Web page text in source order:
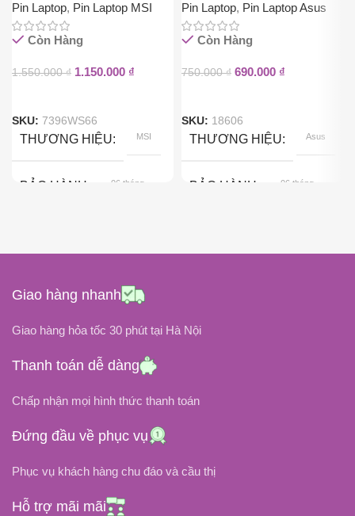
Pin Laptop, Pin Laptop MSI
Còn Hàng
1.550.000₫ 1.150.000 ₫
SKU: 7396WS66
THƯƠNG HIỆU MSI
BẢO HÀNH 06 tháng
ĐIỆN ÁP 15.2 Volt
DUNG LƯỢNG PIN
NHIỆT ĐỘ HOẠT ĐỘNG
Pin Laptop, Pin Laptop Asus
Còn Hàng
750.000₫ 690.000 ₫
SKU: 18606
THƯƠNG HIỆU Asus
BẢO HÀNH 06 tháng
ĐIỆN ÁP
Giao hàng nhanh
Giao hàng hỏa tốc 30 phút tại Hà Nội
Thanh toán dễ dàng
Chấp nhận mọi hình thức thanh toán
Đứng đầu về phục vụ
Phục vụ khách hàng chu đáo và cầu thị
Hỗ trợ mãi mãi